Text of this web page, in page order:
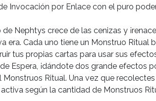
Invocación por Enlace con el puro
de Nephtys crece de las cenizas y
era. Cada uno tiene un Monstruo
tus propias cartas para usar sus
Espera, ¡dándote dos grande efectos
Ritual. Una vez que
según la cantidad de Monstruos